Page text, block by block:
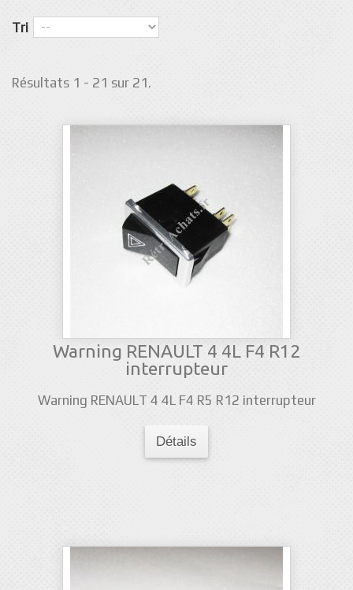
Tri
Résultats 1 - 21 sur 21.
Warning RENAULT 4 4L F4 R12
interrupteur
Warning RENAULT 4 4L F4 R5 R12 interrupteur
Détails